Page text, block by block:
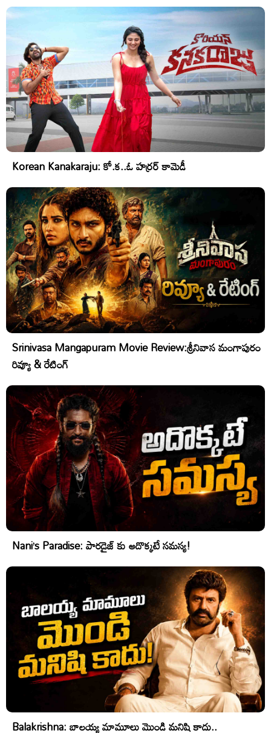
Korean Kanakaraju: కో.క..ఓ హర్రర్ కామెడీ
Srinivasa Mangapuram Movie Review:శ్రీనివాస మంగాపురం
రివ్యూ & రేటింగ్
Nani’s Paradise: పారడైజ్ కు అదొక్కటే సమస్య!
Balakrishna: బాలయ్య మామూలు మొండి మనిషి కాదు..